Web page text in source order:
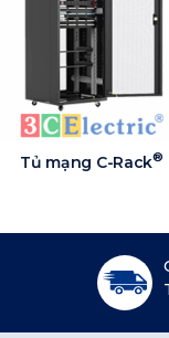
Tủ mạng C-Rack®